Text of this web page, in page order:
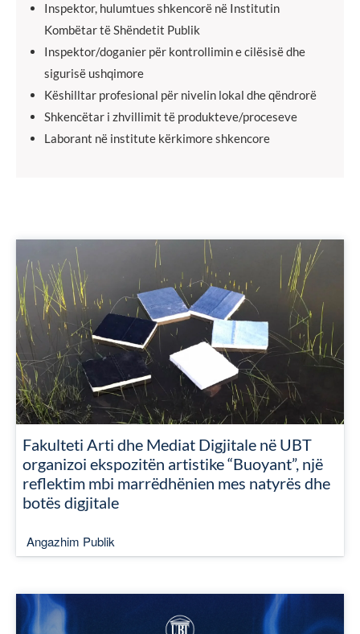
Inspektor, hulumtues shkencorë në Institutin
Kombëtar të Shëndetit Publik
Inspektor/doganier për kontrollimin e cilësisë dhe
sigurisë ushqimore
Këshilltar profesional për nivelin lokal dhe qëndrorë
Shkencëtar i zhvillimit të produkteve/proceseve
Laborant në institute kërkimore shkencore
Fakulteti Arti dhe Mediat Digjitale në UBT
organizoi ekspozitën artistike “Buoyant”, një
reflektim mbi marrëdhënien mes natyrës dhe
botës digjitale
Angazhim Publik